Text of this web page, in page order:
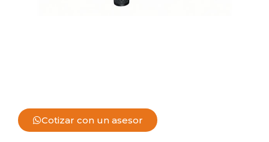
Cotizar con un asesor